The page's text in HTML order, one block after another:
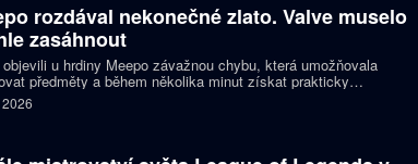
rozdával nekonečné zlato. Valve muselo
zasáhnout
objevili u hrdiny Meepo závažnou chybu, která umožňovala
předměty a během několika minut získat prakticky
množství zlata. Valve postavu dočasně vyřadilo z
a následně vydalo opravu.